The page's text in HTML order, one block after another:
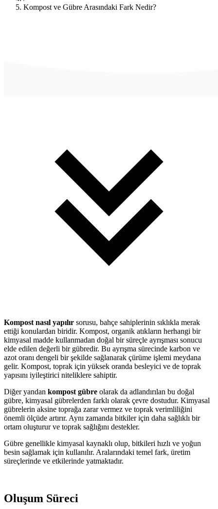
Kompost ve Gübre Arasındaki Fark Nedir?
Kompost nasıl yapılır sorusu, bahçe sahiplerinin sıklıkla merak
ettiği konulardan biridir. Kompost, organik atıkların herhangi bir
kimyasal madde kullanmadan doğal bir süreçle ayrışması sonucu
elde edilen değerli bir gübredir. Bu ayrışma sürecinde karbon ve
azot oranı dengeli bir şekilde sağlanarak çürüme işlemi meydana
gelir. Kompost, toprak için yüksek oranda besleyici ve de toprak
yapısını iyileştirici niteliklere sahiptir.
Diğer yandan kompost gübre olarak da adlandırılan bu doğal
gübre, kimyasal gübrelerden farklı olarak çevre dostudur. Kimyasal
gübrelerin aksine toprağa zarar vermez ve toprak verimliliğini
önemli ölçüde artırır. Aynı zamanda bitkiler için daha sağlıklı bir
ortam oluşturur ve toprak sağlığını destekler.
Gübre genellikle kimyasal kaynaklı olup, bitkileri hızlı ve yoğun
besin sağlamak için kullanılır. Aralarındaki temel fark, üretim
süreçlerinde ve etkilerinde yatmaktadır.
Oluşum Süreci